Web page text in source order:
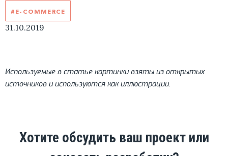
#E-COMMERCE
31.10.2019
Используемые в статье картинки взяты из открытых
источников и используются как иллюстрации.
Хотите обсудить ваш проект или